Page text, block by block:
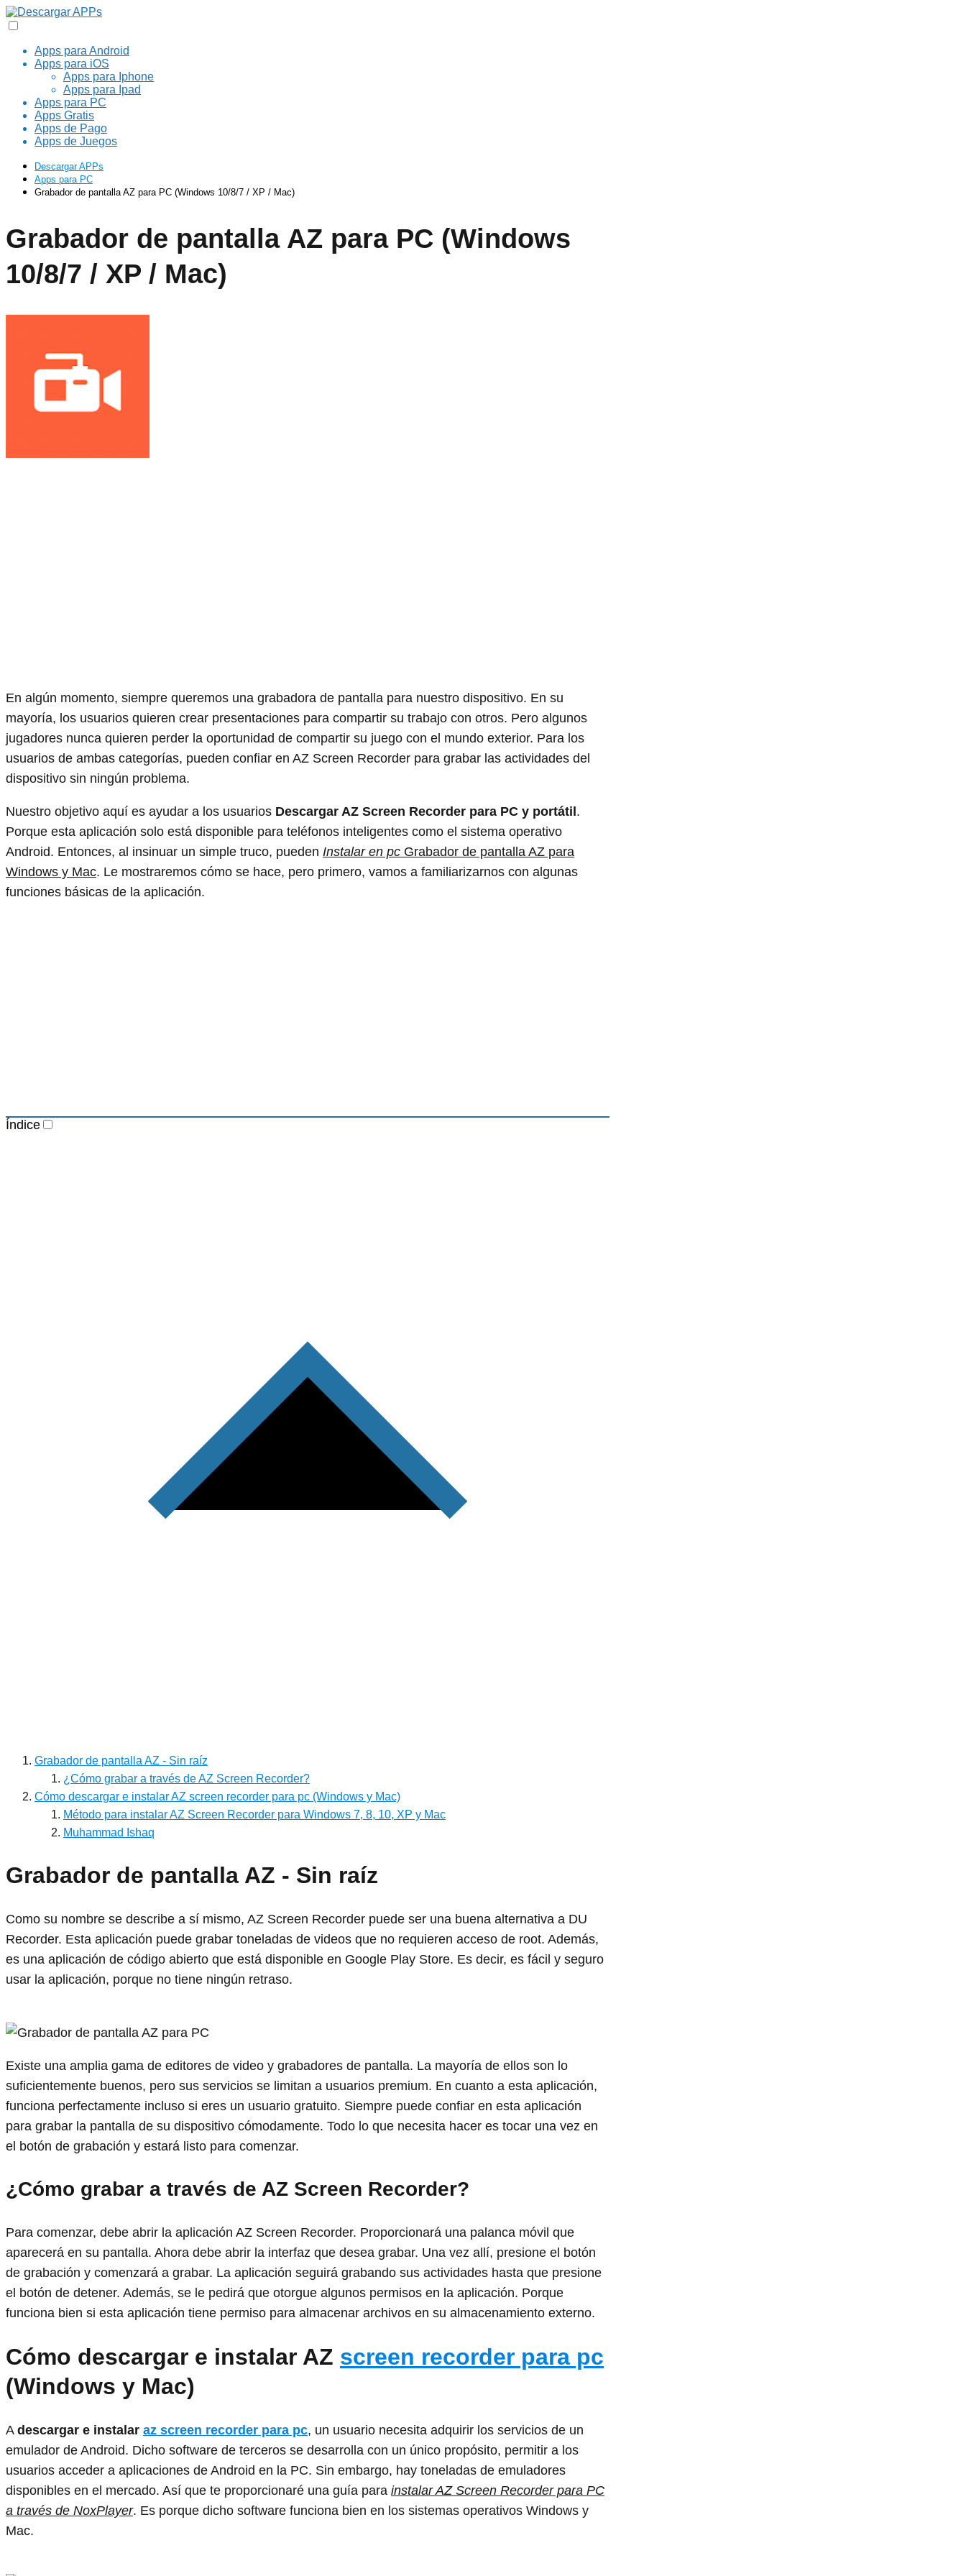
Apps para Android
Apps para iOS
Apps para Iphone
Apps para Ipad
Apps para PC
Apps Gratis
Apps de Pago
Apps de Juegos
Descargar APPs
Apps para PC
Grabador de pantalla AZ para PC (Windows 10/8/7 / XP / Mac)
Grabador de pantalla AZ para PC (Windows
10/8/7 / XP / Mac)
En algún momento, siempre queremos una grabadora de pantalla para nuestro dispositivo. En su
mayoría, los usuarios quieren crear presentaciones para compartir su trabajo con otros. Pero algunos
jugadores nunca quieren perder la oportunidad de compartir su juego con el mundo exterior. Para los
usuarios de ambas categorías, pueden confiar en AZ Screen Recorder para grabar las actividades del
dispositivo sin ningún problema.
Nuestro objetivo aquí es ayudar a los usuarios Descargar AZ Screen Recorder para PC y portátil .
Porque esta aplicación solo está disponible para teléfonos inteligentes como el sistema operativo
Android. Entonces, al insinuar un simple truco, pueden Instalar en pc Grabador de pantalla AZ para
Windows y Mac. Le mostraremos cómo se hace, pero primero, vamos a familiarizarnos con algunas
funciones básicas de la aplicación.
Índice
Grabador de pantalla AZ - Sin raíz
¿Cómo grabar a través de AZ Screen Recorder?
Cómo descargar e instalar AZ screen recorder para pc (Windows y Mac)
Método para instalar AZ Screen Recorder para Windows 7, 8, 10, XP y Mac
Muhammad Ishaq
Grabador de pantalla AZ - Sin raíz
Como su nombre se describe a sí mismo, AZ Screen Recorder puede ser una buena alternativa a DU
Recorder. Esta aplicación puede grabar toneladas de videos que no requieren acceso de root. Además,
es una aplicación de código abierto que está disponible en Google Play Store. Es decir, es fácil y seguro
usar la aplicación, porque no tiene ningún retraso.
Existe una amplia gama de editores de video y grabadores de pantalla. La mayoría de ellos son lo
suficientemente buenos, pero sus servicios se limitan a usuarios premium. En cuanto a esta aplicación,
funciona perfectamente incluso si eres un usuario gratuito. Siempre puede confiar en esta aplicación
para grabar la pantalla de su dispositivo cómodamente. Todo lo que necesita hacer es tocar una vez en
el botón de grabación y estará listo para comenzar.
¿Cómo grabar a través de AZ Screen Recorder?
Para comenzar, debe abrir la aplicación AZ Screen Recorder. Proporcionará una palanca móvil que
aparecerá en su pantalla. Ahora debe abrir la interfaz que desea grabar. Una vez allí, presione el botón
de grabación y comenzará a grabar. La aplicación seguirá grabando sus actividades hasta que presione
el botón de detener. Además, se le pedirá que otorgue algunos permisos en la aplicación. Porque
funciona bien si esta aplicación tiene permiso para almacenar archivos en su almacenamiento externo.
Cómo descargar e instalar AZ screen recorder para pc
(Windows y Mac)
A descargar e instalar az screen recorder para pc, un usuario necesita adquirir los servicios de un
emulador de Android. Dicho software de terceros se desarrolla con un único propósito, permitir a los
usuarios acceder a aplicaciones de Android en la PC. Sin embargo, hay toneladas de emuladores
disponibles en el mercado. Así que te proporcionaré una guía para instalar AZ Screen Recorder para PC
a través de NoxPlayer. Es porque dicho software funciona bien en los sistemas operativos Windows y
Mac.